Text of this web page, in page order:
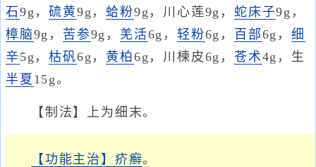
石 9g，硫黄9g，蛤粉9g，川心莲9g，蛇床子9g，
樟脑9g， 苦参9g， 羌活6g，轻粉6g， 百部6g，细
辛 5g，枯矾6g， 黄柏6g，川楝皮6g，苍术4g，生
半夏 15g。
【制法】上为细末。
【功能主治】 疥癣。